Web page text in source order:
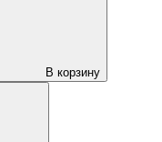
В корзину